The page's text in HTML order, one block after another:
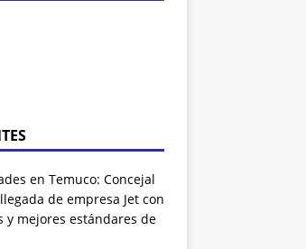
en Temuco: Concejal
de empresa Jet con
y mejores estándares de